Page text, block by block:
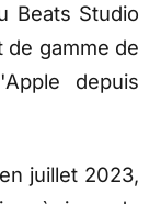
Beats Studio
de gamme de
depuis
juillet 2023,